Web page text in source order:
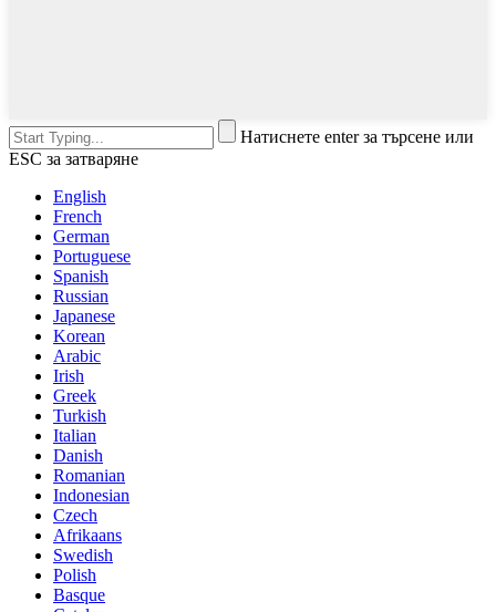
Натиснете enter за търсене или
ESC за затваряне
English
French
German
Portuguese
Spanish
Russian
Japanese
Korean
Arabic
Irish
Greek
Turkish
Italian
Danish
Romanian
Indonesian
Czech
Afrikaans
Swedish
Polish
Basque